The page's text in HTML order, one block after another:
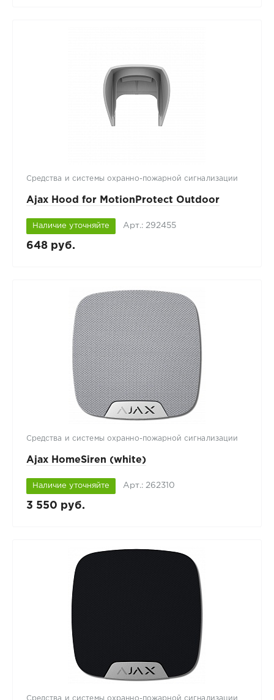
Средства и системы охранно-пожарной сигнализации
Ajax Hood for MotionProtect Outdoor
Наличие уточняйте Арт.: 292455
648 руб.
Средства и системы охранно-пожарной сигнализации
Ajax HomeSiren (white)
Наличие уточняйте Арт.: 262310
3 550 руб.
Средства и системы охранно-пожарной сигнализации